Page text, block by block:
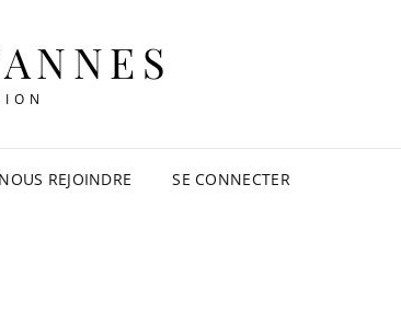
NOUS REJOINDRE SE CONNECTER